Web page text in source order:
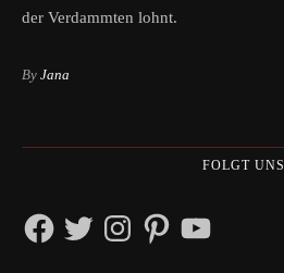
der Verdammten lohnt.
By Jana
FOLGT UNS
FacebookTwitterInstagramPinterestYouTube